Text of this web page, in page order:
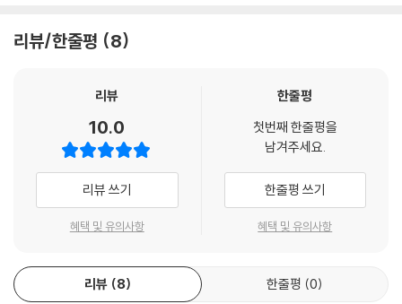
한국농어촌공사는 5ㆍ6급 맞춤형 문제로 구성한 『2026 최신판 시대에
하였다. 가장 최근의 출제 경향을 반영하여 NCS(공통+자원관리능력/기
으로 구성한 모의고사 4회분을 수록해 실제 시험 전 최종 마무리 연습을
할 수 있도록 하였다. 또한 상세한 해설을 수록하여 혼자서도 학습이 가능
하도록 하였으며, 온라인 모의고사를 무료로 응시할 수 있는 쿠폰(NCS 2
회분+전공 1회분)을 제공하여 한국농어촌공사는 5ㆍ6급 문제 유형에 대
한 연습과 함께 자신의 실력을 마무리 점검할 수 있도록 하였다.
리뷰/한줄평 8
리뷰
10.0
리뷰 쓰기
혜택 및 유의사항
한줄평
첫번째 한줄평을
남겨주세요.
한줄평 쓰기
혜택 및 유의사항
리뷰 8 한줄평 0